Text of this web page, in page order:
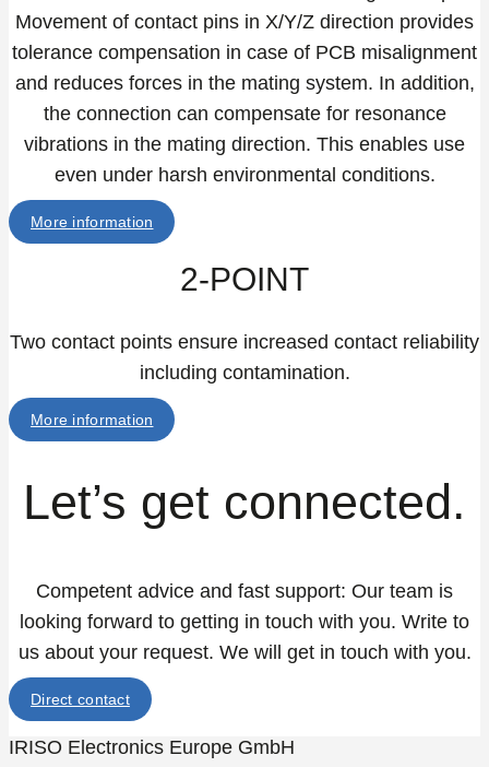
Movement of contact pins in X/Y/Z direction provides
tolerance compensation in case of PCB misalignment
and reduces forces in the mating system. In addition,
the connection can compensate for resonance
vibrations in the mating direction. This enables use
even under harsh environmental conditions.
More information
2-POINT
Two contact points ensure increased contact reliability
including contamination.
More information
Let’s get connected.
Competent advice and fast support: Our team is
looking forward to getting in touch with you. Write to
us about your request. We will get in touch with you.
Direct contact
IRISO Electronics Europe GmbH